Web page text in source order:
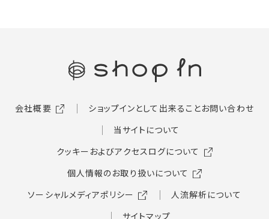
会社概要 ショップインとして出来ることお問い合わせ
当サイトについて
クッキーおよびアクセスログについて
個人情報のお取り扱いについて
ソーシャルメディアポリシー
人流解析について
サイトマップ